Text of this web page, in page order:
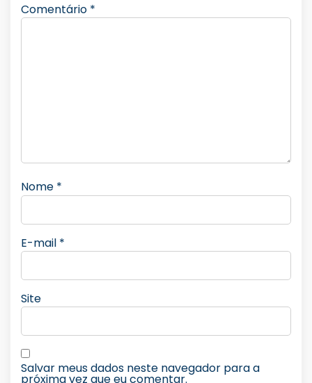
Comentário *
Nome *
E-mail *
Site
Salvar meus dados neste navegador para a
próxima vez que eu comentar.